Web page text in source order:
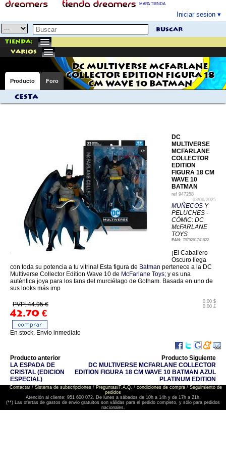
MAPA TIENDA
Iniciar sesion
buscar
Tienda:
varios
DC MULTIVERSE MCFARLANE
COLLECTOR EDITION FIGURA 18
CM WAVE 10 BATMAN
Producto Foro
Cesta
DC
MULTIVERSE
MCFARLANE
COLLECTOR
EDITION
FIGURA 18 CM
WAVE 10
BATMAN
ref 947258
03/06/2025
MUÑECOS Y
PELUCHES -
CÓMIC: DC
McFARLANE
TOYS
EAN: 7879261741822
¡El Caballero
Oscuro llega
con toda su potencia a tu vitrina! Esta figura de Batman pertenece a la DC
Multiverse Collector Edition Wave 10 de McFarlane Toys; y es una
auténtica joya para los fans del murciélago de Gotham. Basada en uno de
sus looks más imp
PVP: 44.95 €
42.70 €
0.00 $
0.00 £
En stock. Envio inmediato
Producto anterior
LA ESPADA DE
CRISTAL (EDICION
ESPECIAL)
Producto Siguiente
DC MULTIVERSE MCFARLANE COLLECTOR
EDITION FIGURA 18 CM WAVE 10 BATMAN AZUL
PLATINUM EDITION
Contactar/ Sistema de subscripciones/ Preguntas/F.A.Q. / condiciones de compra/ Seguimiento de
pedidos
Atención al cliente: 951 600 072. De lunes a sábados de 10h a 14h y de 17h a 21h.
(**) Las ofertas de gastos de envio gratuitos son válidas para el pedido completo, y sólo para pedidos
nacionales.